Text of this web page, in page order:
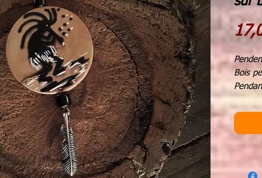
Bois